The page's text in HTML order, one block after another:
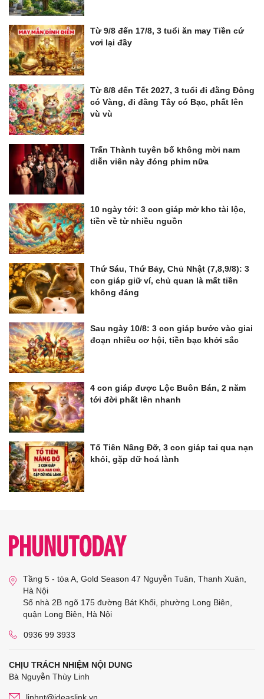
Từ 9/8 đến 17/8, 3 tuổi ăn may Tiền cứ
vơi lại đầy
Từ 8/8 đến Tết 2027, 3 tuổi đi đằng Đông
có Vàng, đi đằng Tây có Bạc, phất lên
vù vù
Trấn Thành tuyên bố không mời nam
diễn viên này đóng phim nữa
10 ngày tới: 3 con giáp mở kho tài lộc,
tiền về từ nhiều nguồn
Thứ Sáu, Thứ Bảy, Chủ Nhật (7,8,9/8): 3
con giáp giữ ví, chủ quan là mất tiền
không đáng
Sau ngày 10/8: 3 con giáp bước vào giai
đoạn nhiều cơ hội, tiền bạc khởi sắc
4 con giáp được Lộc Buôn Bán, 2 năm
tới đời phất lên nhanh
Tổ Tiên Nâng Đỡ, 3 con giáp tai qua nạn
khỏi, gặp dữ hoá lành
Tầng 5 - tòa A, Gold Season 47 Nguyễn Tuân, Thanh Xuân,
Hà Nội
Số nhà 2B ngõ 175 đường Bát Khối, phường Long Biên,
quận Long Biên, Hà Nội
0936 99 3933
CHỊU TRÁCH NHIỆM NỘI DUNG
Bà Nguyễn Thùy Linh
linhnt@ideaslink.vn